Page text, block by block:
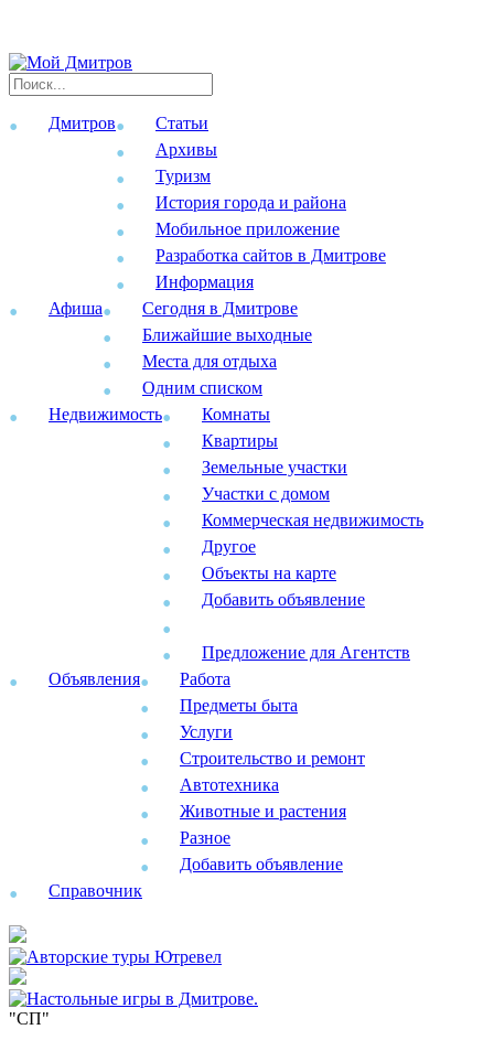
Дмитров
Статьи
Архивы
Туризм
История города и района
Мобильное приложение
Разработка сайтов в Дмитрове
Информация
Афиша
Сегодня в Дмитрове
Ближайшие выходные
Места для отдыха
Одним списком
Недвижимость
Комнаты
Квартиры
Земельные участки
Участки с домом
Коммерческая недвижимость
Другое
Объекты на карте
Добавить объявление
Предложение для Агентств
Объявления
Работа
Предметы быта
Услуги
Строительство и ремонт
Автотехника
Животные и растения
Разное
Добавить объявление
Справочник
"СП"